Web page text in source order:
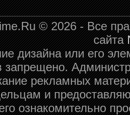
© 2026 - Все
сайта
дизайна или его
запрещено.
рекламных
и
ознакомительно